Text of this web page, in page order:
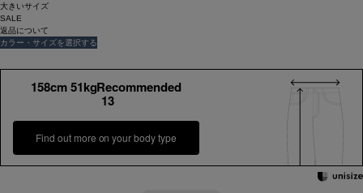
大きいサイズ
SALE
返品について
カラー・サイズを選択する
158cm 51kgRecommended
13
Find out more on your body type